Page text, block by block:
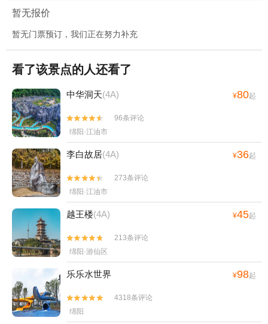
暂无报价
暂无门票预订，我们正在努力补充
看了该景点的人还看了
中华洞天(4A) ¥80起


96条评论
绵阳·江油市
李白故居(4A) ¥36起


273条评论
绵阳·江油市
越王楼(4A) ¥45起


213条评论
绵阳·游仙区
乐乐水世界 ¥98起


4318条评论
绵阳